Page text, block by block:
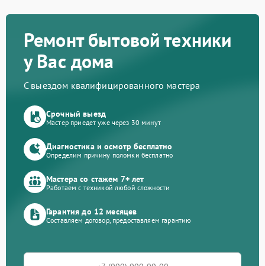
Ремонт бытовой техники
у Вас дома
С выездом квалифицированного мастера
Срочный выезд
Мастер приедет уже через 30 минут
Диагностика и осмотр бесплатно
Определим причину поломки бесплатно
Мастера со стажем 7+ лет
Работаем с техникой любой сложности
Гарантия до 12 месяцев
Составляем договор, предоставляем гарантию